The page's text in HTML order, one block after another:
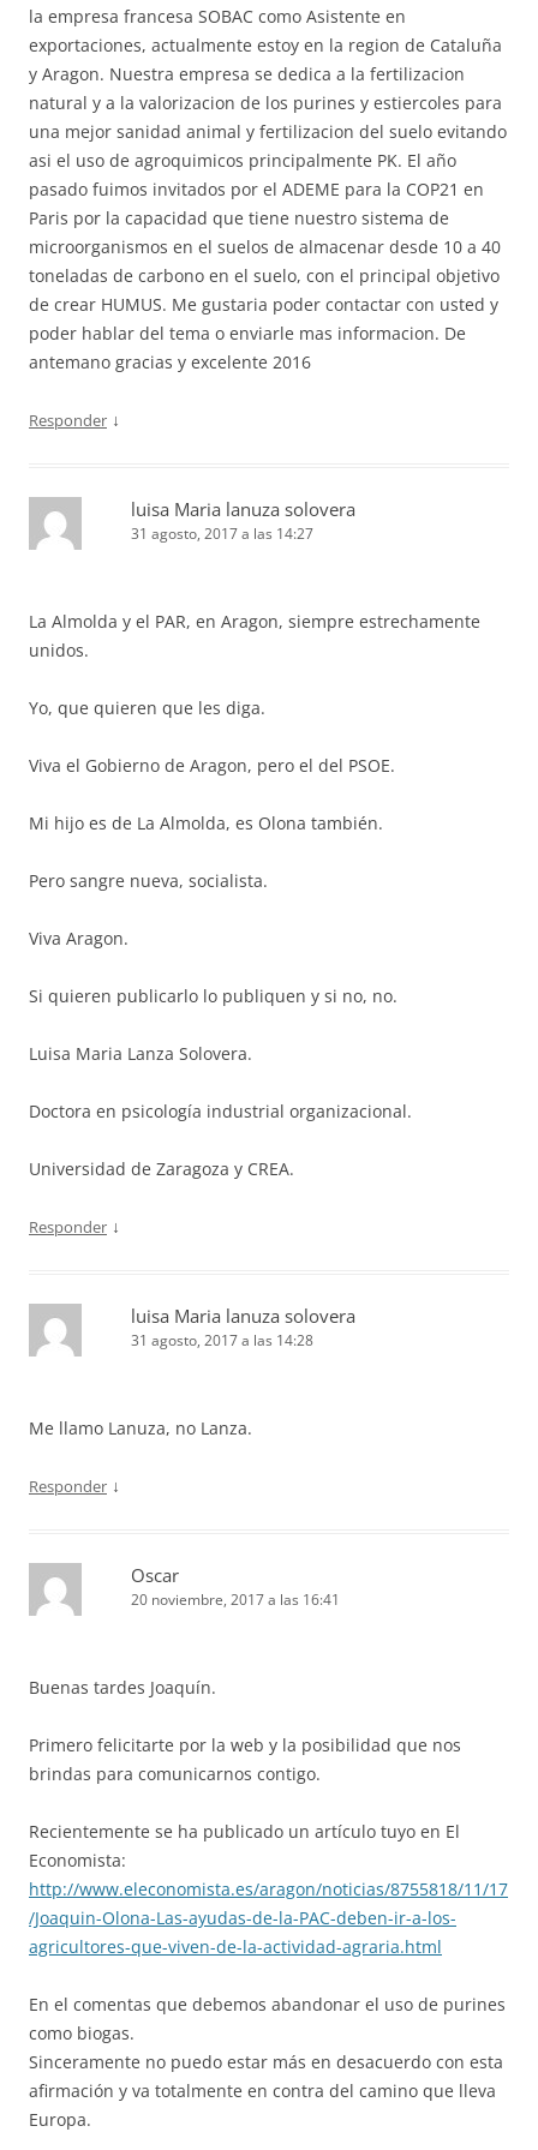
la empresa francesa SOBAC como Asistente en
exportaciones, actualmente estoy en la region de Cataluña
y Aragon. Nuestra empresa se dedica a la fertilizacion
natural y a la valorizacion de los purines y estiercoles para
una mejor sanidad animal y fertilizacion del suelo evitando
asi el uso de agroquimicos principalmente PK. El año
pasado fuimos invitados por el ADEME para la COP21 en
Paris por la capacidad que tiene nuestro sistema de
microorganismos en el suelos de almacenar desde 10 a 40
toneladas de carbono en el suelo, con el principal objetivo
de crear HUMUS. Me gustaria poder contactar con usted y
poder hablar del tema o enviarle mas informacion. De
antemano gracias y excelente 2016
Responder ↓
luisa Maria lanuza solovera
31 agosto, 2017 a las 14:27
La Almolda y el PAR, en Aragon, siempre estrechamente
unidos.
Yo, que quieren que les diga.
Viva el Gobierno de Aragon, pero el del PSOE.
Mi hijo es de La Almolda, es Olona también.
Pero sangre nueva, socialista.
Viva Aragon.
Si quieren publicarlo lo publiquen y si no, no.
Luisa Maria Lanza Solovera.
Doctora en psicología industrial organizacional.
Universidad de Zaragoza y CREA.
Responder ↓
luisa Maria lanuza solovera
31 agosto, 2017 a las 14:28
Me llamo Lanuza, no Lanza.
Responder ↓
Oscar
20 noviembre, 2017 a las 16:41
Buenas tardes Joaquín.
Primero felicitarte por la web y la posibilidad que nos
brindas para comunicarnos contigo.
Recientemente se ha publicado un artículo tuyo en El
Economista:
http://www.eleconomista.es/aragon/noticias/8755818/11/17
/Joaquin-Olona-Las-ayudas-de-la-PAC-deben-ir-a-los-
agricultores-que-viven-de-la-actividad-agraria.html
En el comentas que debemos abandonar el uso de purines
como biogas.
Sinceramente no puedo estar más en desacuerdo con esta
afirmación y va totalmente en contra del camino que lleva
Europa.